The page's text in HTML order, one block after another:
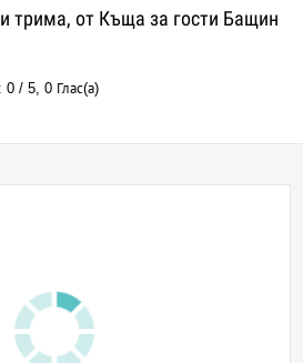
трима, от Къща за гости Бащин
0 /5,0 Глас(а)